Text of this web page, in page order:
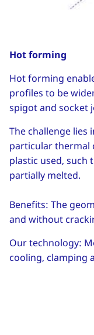
Hot forming
Hot forming
profiles to be
spigot and socket
The challenge lies
particular thermal
plastic used, such
partially melted.
Benefits: The
and without
Our technology:
cooling, clamping